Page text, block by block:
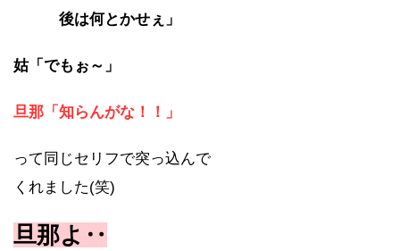
後は何とかせぇ」
姑「でもぉ～」
旦那「知らんがな！！」
って同じセリフで突っ込んで
くれました(笑)
旦那よ‥